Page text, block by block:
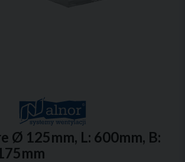
Ø 125mm, L: 600mm, B: